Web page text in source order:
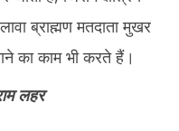
ब्राह्मण मतदाता मुखर
का काम भी करते हैं।
लहर